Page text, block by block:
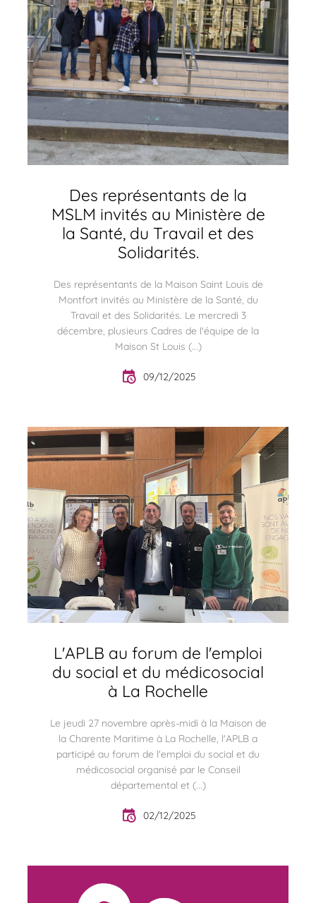
Des représentants de la
MSLM invités au Ministère de
la Santé, du Travail et des
Solidarités.
Des représentants de la Maison Saint Louis de
Montfort invités au Ministère de la Santé, du
Travail et des Solidarités. Le mercredi 3
décembre, plusieurs Cadres de l'équipe de la
Maison St Louis (...)
09/12/2025
L'APLB au forum de l'emploi
du social et du médicosocial
à La Rochelle
Le jeudi 27 novembre après-midi à la Maison de
la Charente Maritime à La Rochelle, l'APLB a
participé au forum de l'emploi du social et du
médicosocial organisé par le Conseil
départemental et (...)
02/12/2025